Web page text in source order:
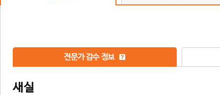
전문가 감수 정보
새실